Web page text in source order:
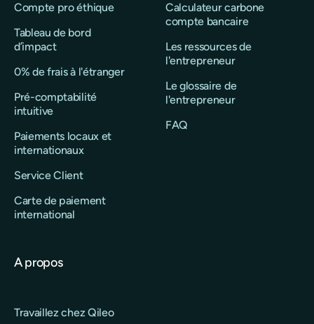
Compte pro éthique
Tableau de bord
d’impact
0% de frais à l'étranger
Pré-comptabilité
intuitive
Paiements locaux et
internationaux
Service Client
Carte de paiement
international
Calculateur carbone
compte bancaire
Les ressources de
l'entrepreneur
Le glossaire de
l'entrepreneur
FAQ
A propos
Travaillez chez Qileo